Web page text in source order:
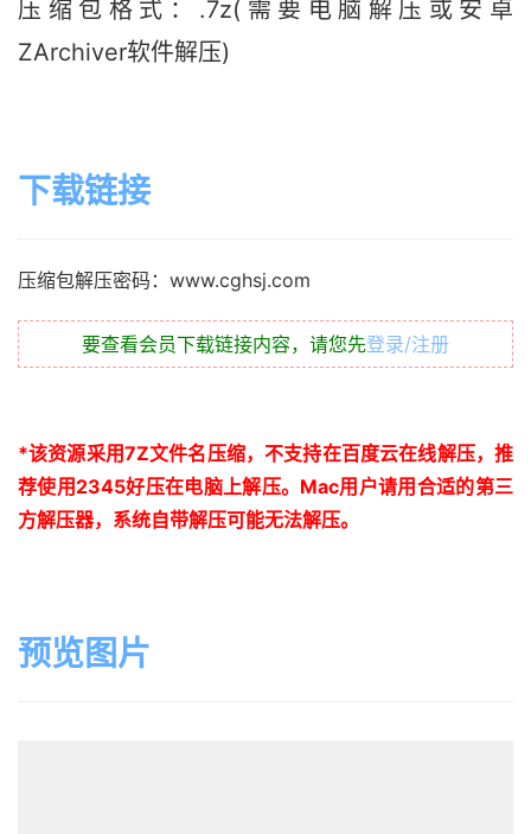
压缩包格式：.7z(需要电脑解压或安卓
ZArchiver软件解压)
下载链接
压缩包解压密码：www.cghsj.com
要查看会员下载链接内容，请您先登录/注册
*该资源采用7Z文件名压缩，不支持在百度云在线解压，推
荐使用2345好压在电脑上解压。 Mac用户请用合适的第三
方解压器，系统自带解压可能无法解压。
预览图片